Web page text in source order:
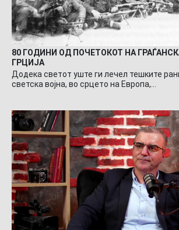
80 ГОДИНИ ОД ПОЧЕТОКОТ НА
ГРЦИЈА
Додека светот уште ги лечел тешките
светска војна, во срцето на Европа,…